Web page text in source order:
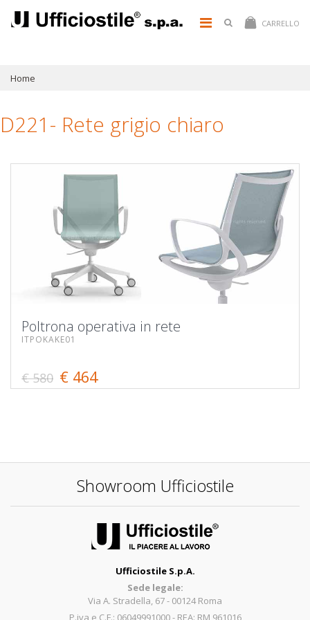
CARRELLO
Home
D221- Rete grigio chiaro
Poltrona operativa in rete
ITPOKAKE01
€ 580 € 464
Showroom Ufficiostile
Ufficiostile S.p.A.
Sede legale:
Via A. Stradella, 67 - 00124 Roma
P.iva e C.F.: 06049991000 - REA: RM 961016